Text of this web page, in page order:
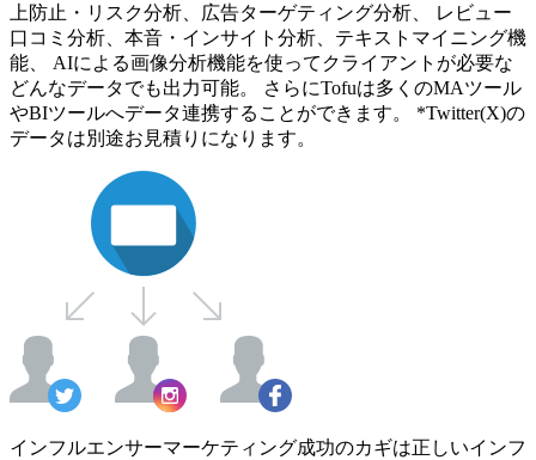
上防止・リスク分析、広告ターゲティング分析、 レビュー
口コミ分析、本音・インサイト分析、テキストマイニング機
能、 AIによる画像分析機能を使ってクライアントが必要な
どんなデータでも出力可能。 さらにTofuは多くのMAツール
やBIツールへデータ連携することができます。 *Twitter(X)の
データは別途お見積りになります。
インフルエンサーマーケティング成功のカギは正しいインフ